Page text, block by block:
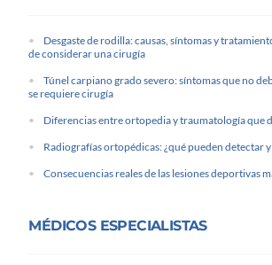
Desgaste de rodilla: causas, síntomas y
de considerar una cirugía
Túnel carpiano grado severo: síntomas que no
se requiere cirugía
Diferencias entre ortopedia y traumatología que
Radiografías ortopédicas: ¿qué pueden detectar
Consecuencias reales de las lesiones deportivas
MÉDICOS ESPECIALISTAS